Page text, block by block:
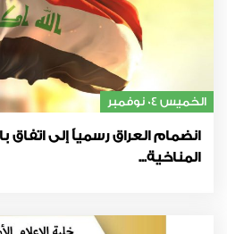
الخميس 04 نوفمبر
انضمام العراق رسمياً إلى اتفاق
المناخية...